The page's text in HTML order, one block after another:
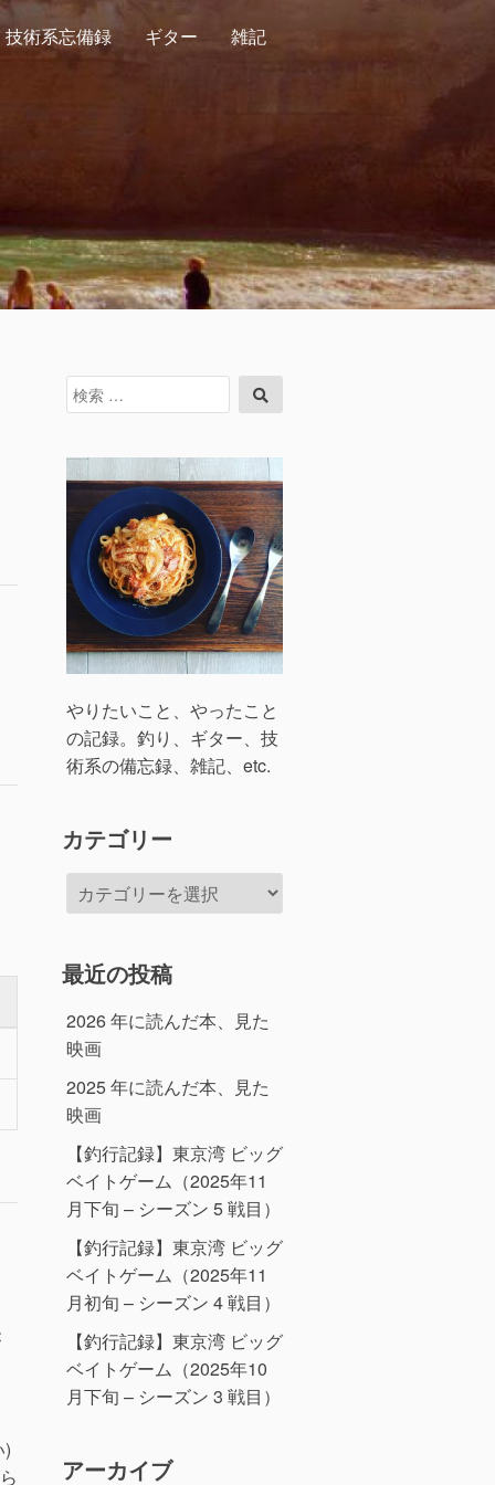
技術系忘備録 ギター 雑記
検
索
索
やりたいこと、やったこと
の記録。釣り、ギター、技
術系の備忘録、雑記、etc.
カテゴリー
テ
ー
最近の投稿
2026 年に読んだ本、見た
映画
2025 年に読んだ本、見た
映画
【釣行記録】東京湾 ビッグ
ベイトゲーム（2025年11
月下旬 – シーズン 5 戦目）
【釣行記録】東京湾 ビッグ
ベイトゲーム（2025年11
月初旬 – シーズン 4 戦目）
【釣行記録】東京湾 ビッグ
ベイトゲーム（2025年10
月下旬 – シーズン 3 戦目）
アーカイブ